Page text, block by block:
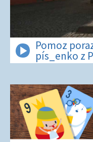
Pomoz
pís_enko z